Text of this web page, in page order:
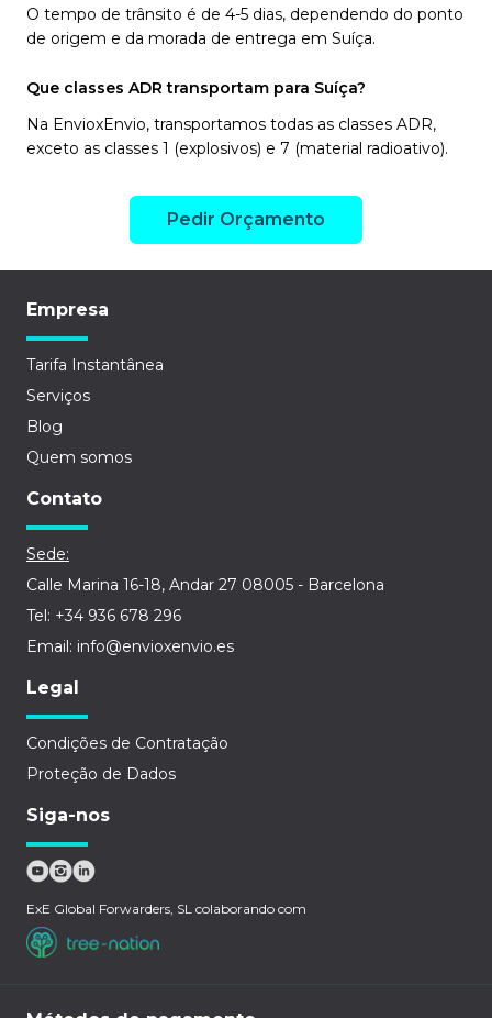
O tempo de trânsito é de 4-5 dias, dependendo do ponto
de origem e da morada de entrega em Suíça.
Que classes ADR transportam para Suíça?
Na EnvioxEnvio, transportamos todas as classes ADR,
exceto as classes 1 (explosivos) e 7 (material radioativo).
Pedir Orçamento
Empresa
Tarifa Instantânea
Serviços
Blog
Quem somos
Contato
Sede:
Calle Marina 16-18, Andar 27 08005 - Barcelona
Tel: +34 936 678 296
Email: info@envioxenvio.es
Legal
Condições de Contratação
Proteção de Dados
Siga-nos
ExE Global Forwarders, SL colaborando com